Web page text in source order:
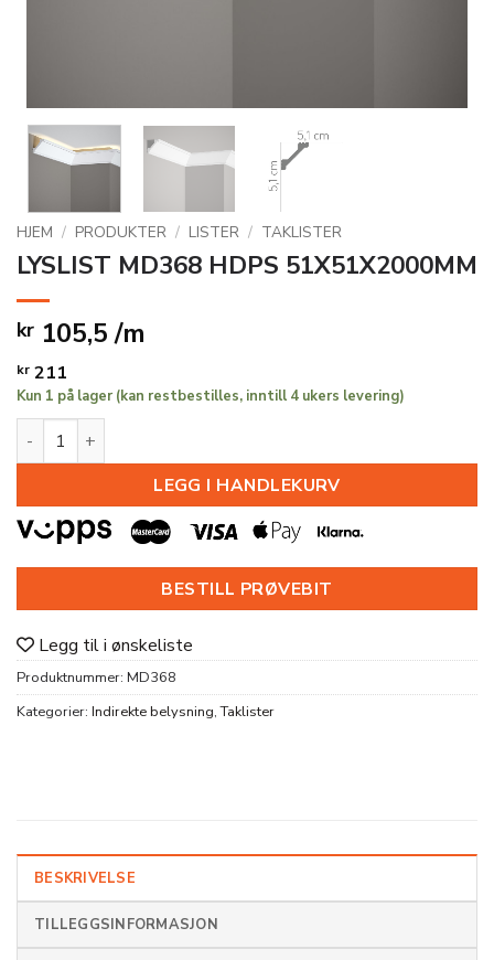
HJEM / PRODUKTER / LISTER / TAKLISTER
LYSLIST MD368 HDPS 51X51X2000MM
kr 105,5 /m
kr 211
Kun 1 på lager (kan restbestilles, inntill 4 ukers levering)
LYSLIST MD368 HDPS 51X51X2000MM antall
LEGG I HANDLEKURV
BESTILL PRØVEBIT
Legg til i ønskeliste
Produktnummer: MD368
Kategorier: Indirekte belysning,Taklister
BESKRIVELSE
TILLEGGSINFORMASJON